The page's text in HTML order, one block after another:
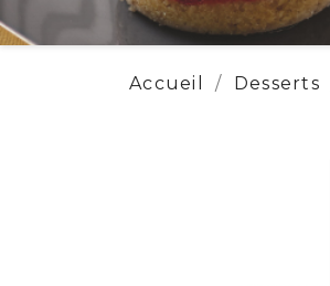
Accueil Desserts